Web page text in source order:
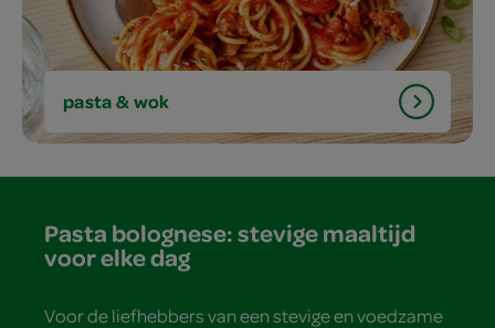
pasta & wok
Pasta bolognese: stevige maaltijd
voor elke dag
Voor de liefhebbers van een stevige en voedzame